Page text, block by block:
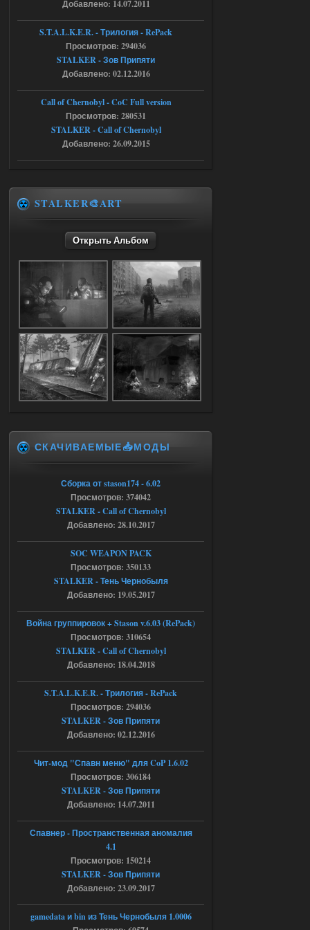
18:37
r4908778
с избавлением от баласта,
доходяга.
Путь во мгле + GUNSLINGER mod
Stalker-Mods-Clan-su
Доступно только для пользователей
Путь во мгле + GUNSLINGER mod
stalker673920
где пароль?
Ответить ➤
05.08.2026
Dead Air: Refined
Stalker-Mods-Clan-su
Доступно только для пользователей
Объединенный Пак 2 + OGSR +
STCoP WP 3.4
Stalker-Mods-Clan-su
Доступно только для пользователей
Ответить ➤
Объединенный Пак 2 + OGSR +
STCoP WP 3.4
Доступно только для пользователей
Ответить ➤
04.08.2026
Объединенный Пак 2 + OGSR +
STCoP WP 3.4
Доступно только для пользователей
Ответить ➤
Объединенный Пак 2 + OGSR +
STCoP WP 3.4
Stalker-Mods-Clan-su
Доступно только для пользователей
Добавлено: 14.07.2011
S.T.A.L.K.E.R. - Трилогия - RePack
Просмотров: 294036
STALKER - Зов Припяти
Добавлено: 02.12.2016
Call of Chernobyl - CoC Full version
Просмотров: 280531
STALKER - Call of Chernobyl
Добавлено: 26.09.2015
STALKER🎨ART
Открыть Альбом
СКАЧИВАЕМЫЕ📥МОДЫ
Сборка от stason174 - 6.02
Просмотров: 374042
STALKER - Call of Chernobyl
Добавлено: 28.10.2017
SOC WEAPON PACK
Просмотров: 350133
STALKER - Тень Чернобыля
Добавлено: 19.05.2017
Война группировок + Stason v.6.03 (RePack)
Просмотров: 310654
STALKER - Call of Chernobyl
Добавлено: 18.04.2018
S.T.A.L.K.E.R. - Трилогия - RePack
Просмотров: 294036
STALKER - Зов Припяти
Добавлено: 02.12.2016
Чит-мод "Спавн меню" для CoP 1.6.02
Просмотров: 306184
STALKER - Зов Припяти
Добавлено: 14.07.2011
Спавнер - Пространственная аномалия
4.1
Просмотров: 150214
STALKER - Зов Припяти
Добавлено: 23.09.2017
gamedata и bin из Тень Чернобыля 1.0006